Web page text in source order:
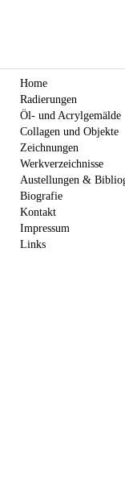
Home
Radierungen
Öl- und Acrylgemälde
Collagen und Objekte
Zeichnungen
Werkverzeichnisse
Austellungen &
Biografie
Kontakt
Impressum
Links